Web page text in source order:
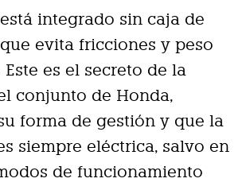
integrado sin caja de
evita fricciones y peso
es el secreto de la
conjunto de Honda,
forma de gestión y que la
siempre eléctrica, salvo en
de funcionamiento